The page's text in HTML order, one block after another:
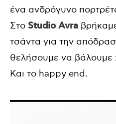
ένα ανδρόγυνο
Στο Studio Avra
τσάντα για την
θελήσουμε να βάλουμε
Και το happy end.